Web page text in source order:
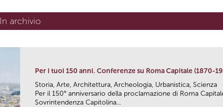
In archivio
Per i tuoi 150 anni. Conferenze su Roma Capitale (1870-
Storia, Arte, Architettura, Archeologia, Urbanistica, Scienza
Per il 150° anniversario della proclamazione di Roma
Sovrintendenza Capitolina...